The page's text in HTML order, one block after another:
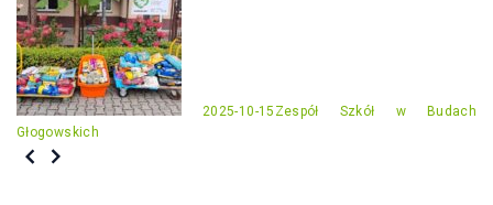
2025-10-15 Zespół Szkół w Budach
Głogowskich